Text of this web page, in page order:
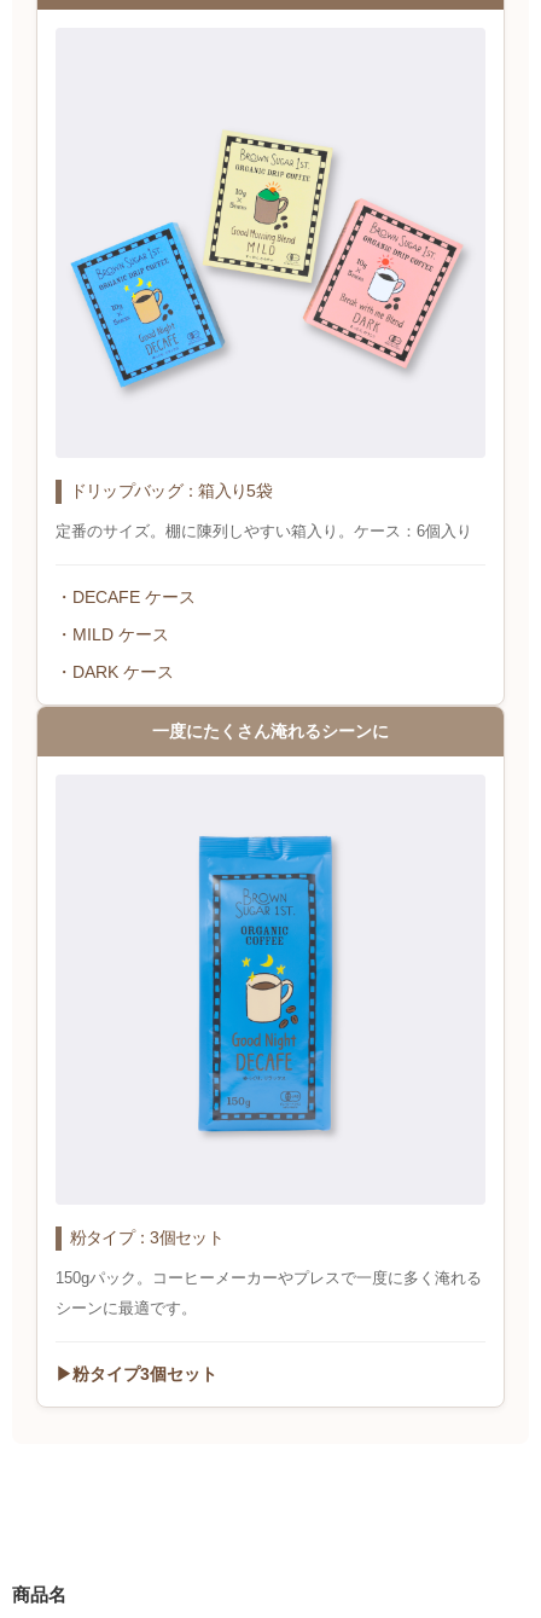
ドリップバッグ：箱入り5袋
定番のサイズ。棚に陳列しやすい箱入り。ケース：6個入り
・DECAFE ケース
・MILD ケース
・DARK ケース
一度にたくさん淹れるシーンに
粉タイプ：3個セット
150gパック。コーヒーメーカーやプレスで一度に多く淹れる
シーンに最適です。
▶粉タイプ3個セット
商品名